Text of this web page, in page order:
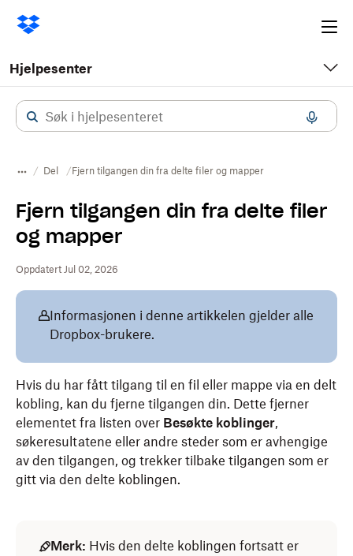
Hjelpesenter
Del Fjern tilgangen din fra delte filer og mapper
Fjern tilgangen din fra delte filer
og mapper
Oppdatert Jul 02, 2026
Informasjonen i denne artikkelen gjelder alle
Dropbox-brukere.
Hvis du har fått tilgang til en fil eller mappe via en delt
kobling, kan du fjerne tilgangen din. Dette fjerner
elementet fra listen over Besøkte koblinger,
søkeresultatene eller andre steder som er avhengige
av den tilgangen, og trekker tilbake tilgangen som er
gitt via den delte koblingen.
Merk: Hvis den delte koblingen fortsatt er